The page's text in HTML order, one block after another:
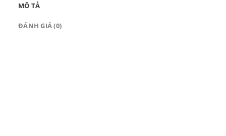
MÔ TẢ
ĐÁNH GIÁ (0)